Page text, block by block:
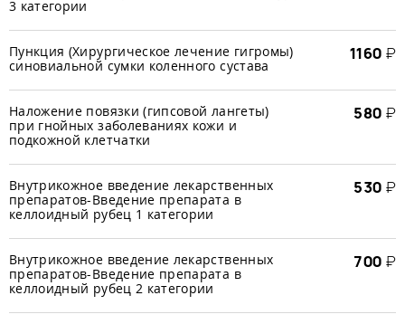
3 категории
Пункция (Хирургическое лечение гигромы)
синовиальной сумки коленного сустава
1160 ₽
Наложение повязки (гипсовой лангеты)
при гнойных заболеваниях кожи и
подкожной клетчатки
580 ₽
Внутрикожное введение лекарственных
препаратов-Введение препарата в
келлоидный рубец 1 категории
530 ₽
Внутрикожное введение лекарственных
препаратов-Введение препарата в
келлоидный рубец 2 категории
700 ₽